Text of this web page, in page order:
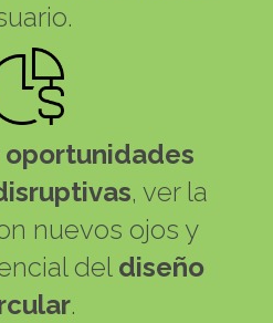
oportunidades
, ver la
nuevos ojos y
del diseño
.